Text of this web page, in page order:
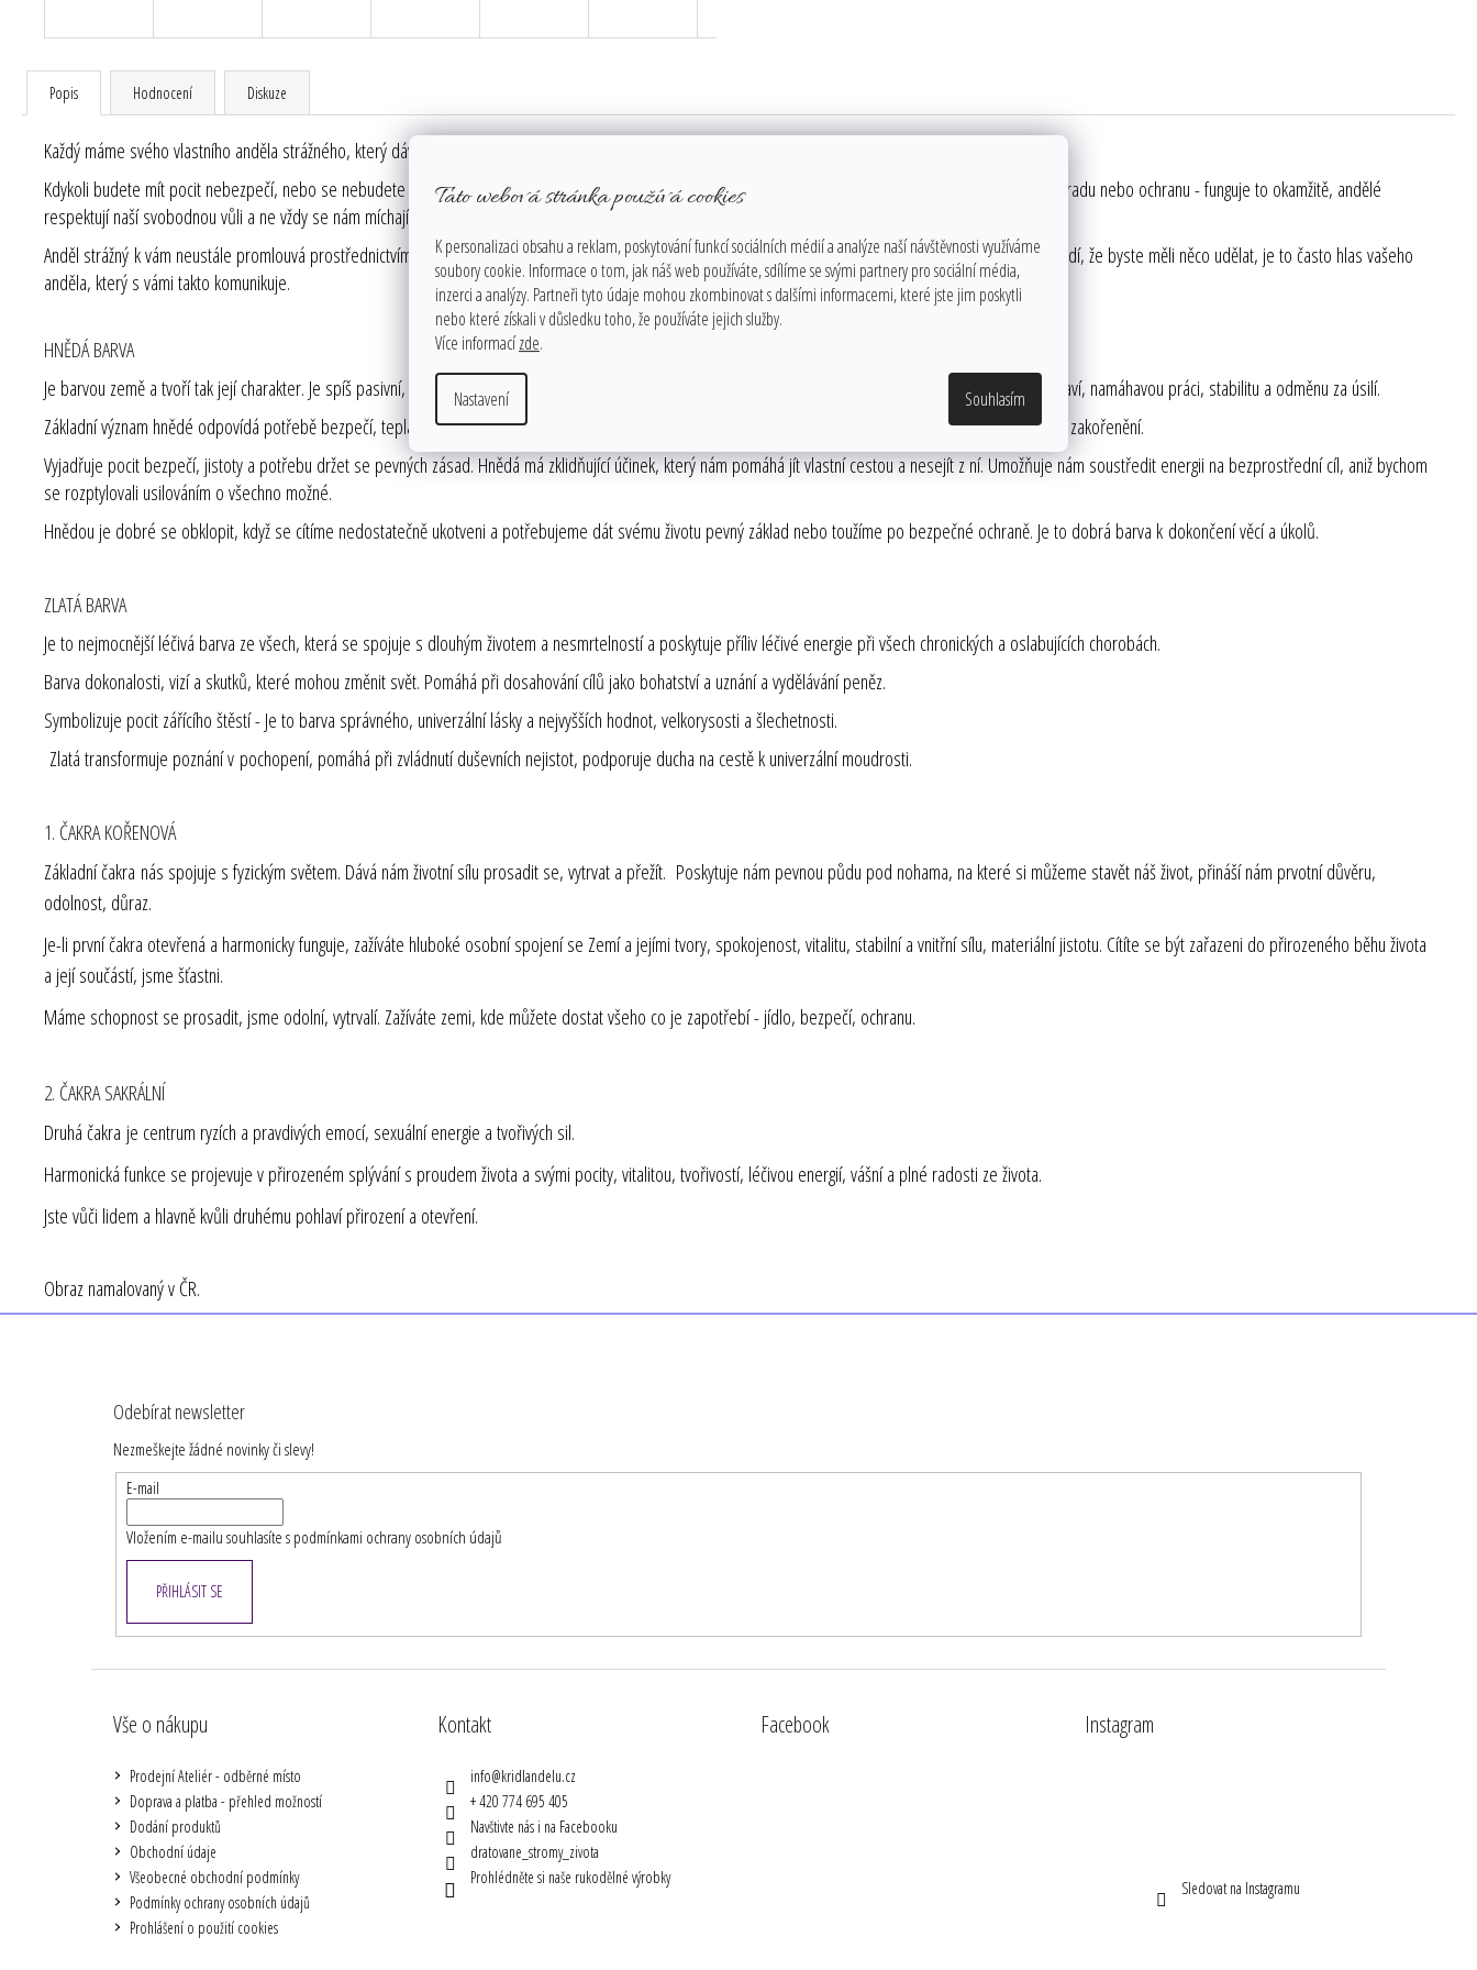
Tato webová stránka používá cookies
K personalizaci obsahu a reklam, poskytování funkcí sociálních médií a analýze naší návštěvnosti využíváme
soubory cookie. Informace o tom, jak náš web používáte, sdílíme se svými partnery pro sociální média,
inzerci a analýzy. Partneři tyto údaje mohou zkombinovat s dalšími informacemi, které jste jim poskytli
nebo které získali v důsledku toho, že používáte jejich služby.
Více informacízde.
Nastavení Souhlasím
Popis Hodnocení Diskuze
Každý máme svého vlastního anděla strážného, který dává pozor jen a jen na nás, na naše bezpečí, na naše tělo i duši, ačkoli není vidět, je stále při nás.
Kdykoli budete mít pocit nebezpečí, nebo se nebudete cítit jistí, potřebovat radu, nebo vyřešit nějakou situaci, požádejte svého anděla strážného o pomoc, radu nebo ochranu - funguje to okamžitě, andělé
respektují naší svobodnou vůli a ne vždy se nám míchají do každé záležitosti, kterou prožíváme.
Anděl strážný k vám neustále promlouvá prostřednictvím vašich myšlenek a pocitů. Naučte se je rozpoznávat a naslouchejte jim. Jestliže vám nějaký instinkt radí, že byste měli něco udělat, je to často hlas vašeho
anděla, který s vámi takto komunikuje.
HNĚDÁ BARVA
Je barvou země a tvoří tak její charakter. Je spíš pasivní, zato pomáhá probudit zdravý rozum, schopnost stát nohama na pevné zemi. Symbolizuje dobré zdraví, namáhavou práci, stabilitu a odměnu za úsilí.
Základní význam hnědé odpovídá potřebě bezpečí, tepla, útulnosti spojené s touhou po jednoduchém, klidném a s přírodou spjatém životě. Dává nám pocit zakořenění.
Vyjadřuje pocit bezpečí, jistoty a potřebu držet se pevných zásad. Hnědá má zklidňující účinek, který nám pomáhá jít vlastní cestou a nesejít z ní. Umožňuje nám soustředit energii na bezprostřední cíl, aniž bychom
se rozptylovali usilováním o všechno možné.
Hnědou je dobré se obklopit, když se cítíme nedostatečně ukotveni a potřebujeme dát svému životu pevný základ nebo toužíme po bezpečné ochraně. Je to dobrá barva k dokončení věcí a úkolů.
ZLATÁ BARVA
Je to nejmocnější léčivá barva ze všech, která se spojuje s dlouhým životem a nesmrtelností a poskytuje příliv léčivé energie při všech chronických a oslabujících chorobách.
Barva dokonalosti, vizí a skutků, které mohou změnit svět. Pomáhá při dosahování cílů jako bohatství a uznání a vydělávání peněz.
Symbolizuje pocit zářícího štěstí - Je to barva správného, univerzální lásky a nejvyšších hodnot, velkorysosti a šlechetnosti.
Zlatá transformuje poznání v pochopení, pomáhá při zvládnutí duševních nejistot, podporuje ducha na cestě k univerzální moudrosti.
1. ČAKRA KOŘENOVÁ
Základní čakra nás spojuje s fyzickým světem. Dává nám životní sílu prosadit se, vytrvat a přežít. Poskytuje nám pevnou půdu pod nohama, na které si můžeme stavět náš život, přináší nám prvotní důvěru,
odolnost, důraz.
Je-li první čakra otevřená a harmonicky funguje, zažíváte hluboké osobní spojení se Zemí a jejími tvory, spokojenost, vitalitu, stabilní a vnitřní sílu, materiální jistotu. Cítíte se být zařazeni do přirozeného běhu života
a její součástí, jsme šťastni.
Máme schopnost se prosadit, jsme odolní, vytrvalí. Zažíváte zemi, kde můžete dostat všeho co je zapotřebí - jídlo, bezpečí, ochranu.
2. ČAKRA SAKRÁLNÍ
Druhá čakra je centrum ryzích a pravdivých emocí, sexuální energie a tvořivých sil.
Harmonická funkce se projevuje v přirozeném splývání s proudem života a svými pocity, vitalitou, tvořivostí, léčivou energií, vášní a plné radosti ze života.
Jste vůči lidem a hlavně kvůli druhému pohlaví přirození a otevření.
Obraz namalovaný v ČR.
Odebírat newsletter
Nezmeškejte žádné novinky či slevy!
E-mail
Vložením e-mailu souhlasíte spodmínkami ochrany osobních údajů
PŘIHLÁSIT SE
Vše o nákupu
Prodejní Ateliér - odběrné místo
Doprava a platba - přehled možností
Dodání produktů
Obchodní údaje
Všeobecné obchodní podmínky
Podmínky ochrany osobních údajů
Prohlášení o použití cookies
Kontakt
info@kridlandelu.cz
+ 420 774 695 405
Navštivte nás i na Facebooku
dratovane_stromy_zivota
Prohlédněte si naše rukodělné výrobky
Facebook Instagram
Sledovat na Instagramu